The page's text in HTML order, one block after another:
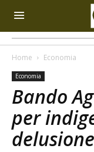
Home Economia
Economia
Bando
per